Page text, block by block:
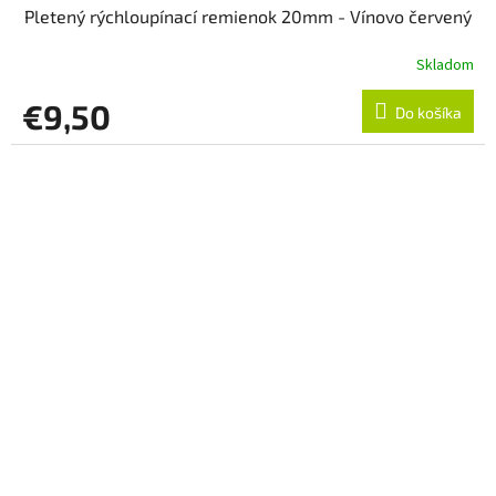
Pletený rýchloupínací remienok 20mm - Vínovo červený
Skladom
€9,50 Do košíka